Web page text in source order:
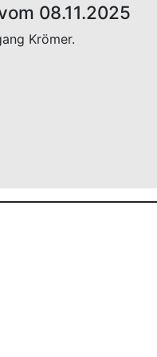
08.11.2025
Krömer.